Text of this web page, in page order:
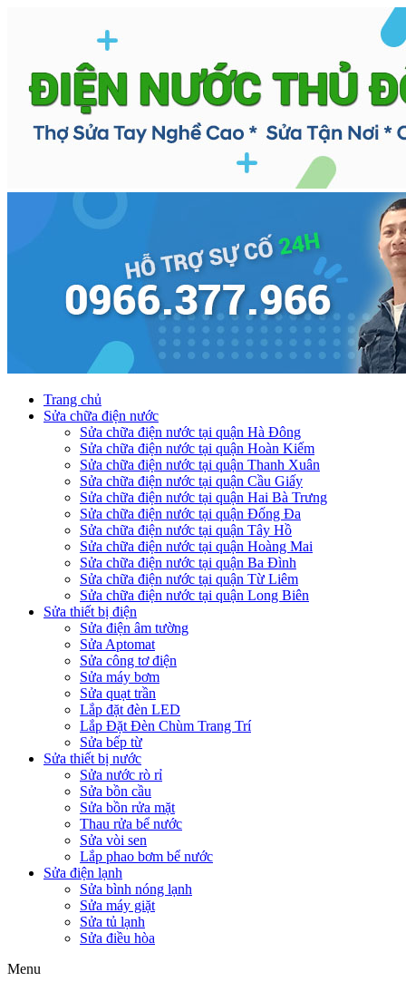
Trang chủ
Sửa chữa điện nước
Sửa chữa điện nước tại quận Hà Đông
Sửa chữa điện nước tại quận Hoàn Kiếm
Sửa chữa điện nước tại quận Thanh Xuân
Sửa chữa điện nước tại quận Cầu Giấy
Sửa chữa điện nước tại quận Hai Bà Trưng
Sửa chữa điện nước tại quận Đống Đa
Sửa chữa điện nước tại quận Tây Hồ
Sửa chữa điện nước tại quận Hoàng Mai
Sửa chữa điện nước tại quận Ba Đình
Sửa chữa điện nước tại quận Từ Liêm
Sửa chữa điện nước tại quận Long Biên
Sửa thiết bị điện
Sửa điện âm tường
Sửa Aptomat
Sửa công tơ điện
Sửa máy bơm
Sửa quạt trần
Lắp đặt đèn LED
Lắp Đặt Đèn Chùm Trang Trí
Sửa bếp từ
Sửa thiết bị nước
Sửa nước rò rỉ
Sửa bồn cầu
Sửa bồn rửa mặt
Thau rửa bể nước
Sửa vòi sen
Lắp phao bơm bể nước
Sửa điện lạnh
Sửa bình nóng lạnh
Sửa máy giặt
Sửa tủ lạnh
Sửa điều hòa
Menu